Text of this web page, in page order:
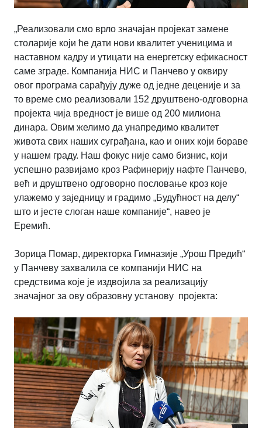
„Реализовали смо врло значајан пројекат замене
столарије који ће дати нови квалитет ученицима и
наставном кадру и утицати на енергетску ефикасност
саме зграде. Компанија НИС и Панчево у оквиру
овог програма сарађују дуже од једне деценије и за
то време смо реализовали 152 друштвено-одговорна
пројекта чија вредност је више од 200 милиона
динара. Овим желимо да унапредимо квалитет
живота свих наших суграђана, као и оних који бораве
у нашем граду. Наш фокус није само бизнис, који
успешно развијамо кроз Рафинерију нафте Панчево,
већ и друштвено одговорно пословање кроз које
улажемо у заједницу и градимо „Будућност на делу“
што и јесте слоган наше компаније“, навео је
Еремић.
Зорица Помар, директорка Гимназије „Урош Предић“
у Панчеву захвалила се компанији НИС на
средствима које је издвојила за реализацију
значајног за ову образовну установу пројекта: